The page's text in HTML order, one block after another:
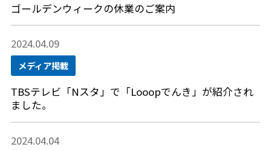
ゴールデンウィークの休業のご案内
2024.04.09
メディア掲載
TBSテレビ「Nスタ」で「Looopでんき」が紹介され
ました。
2024.04.04